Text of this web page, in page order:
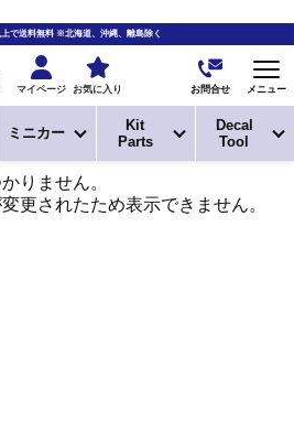
上で送料無料 ※北海道、沖縄、離島除く
マイページ お気に入り お問合せ メニュー
ミニカー
Kit
Parts
Decal
Tool
りません。
更されたため表示できません。